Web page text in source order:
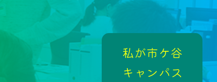
私が市ケ谷
キャンパス